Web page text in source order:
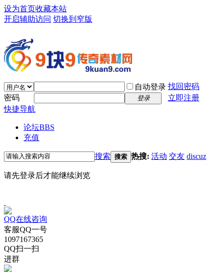
设为首页收藏本站
开启辅助访问 切换到窄版
自动登录 找回密码
密码
登录
立即注册
快捷导航
论坛BBS
充值
搜索 搜索 热搜: 活动 交友 discuz
请先登录后才能继续浏览
QQ在线咨询
客服QQ一号
1097167365
QQ扫一扫
进群